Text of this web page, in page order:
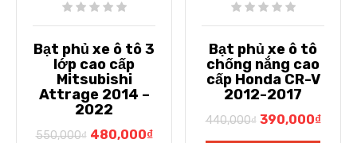
Bạt phủ xe ô tô 3
lớp cao cấp
Mitsubishi
Attrage 2014 –
2022
550,000₫ 480,000₫
Bạt phủ xe ô tô
chống nắng cao
cấp Honda CR-V
2012-2017
440,000₫ 390,000₫